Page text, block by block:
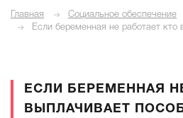
Главная Социальное обеспечение
Если беременная не работает кто
ЕСЛИ БЕРЕМЕННАЯ
ВЫПЛАЧИВАЕТ